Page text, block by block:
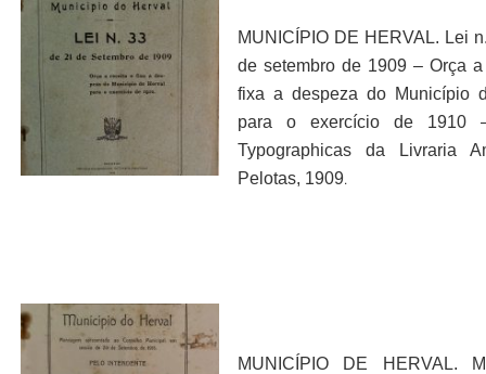
MUNICÍPIO DE HERVAL. Lei
de setembro de 1909 – Orça
fixa a despeza do Município
para o exercício de 1910
Typographicas da Livraria
Pelotas, 1909.
MUNICÍPIO DE HERVAL.